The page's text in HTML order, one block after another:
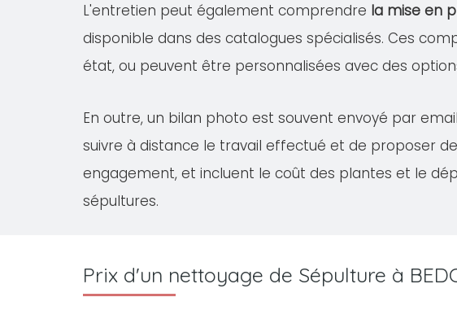
L'entretien peut également comprendre la mise en
disponible dans des catalogues spécialisés. Ces
état, ou peuvent être personnalisées avec des
En outre, un bilan photo est souvent envoyé par
suivre à distance le travail effectué et de proposer
engagement, et incluent le coût des plantes et le
sépultures.
Prix d'un nettoyage de Sépulture à